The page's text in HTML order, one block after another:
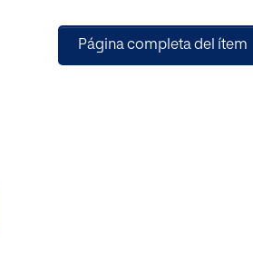
niño, potencia una próspera
Página completa del ítem